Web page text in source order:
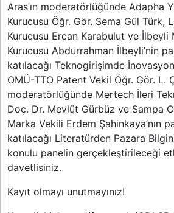
Aras’ın moderatörlüğünde Adapha
Kurucusu Öğr. Gör. Sema Gül Türk,
Kurucusu Ercan Karabulut ve İlbeyli
Kurucusu Abdurrahman İlbeyli’nin
katılacağı Teknogirişimde
OMÜ-TTO Patent Vekil Öğr. Gör. L.
moderatörlüğünde Mertech İleri
Doç. Dr. Mevlüt Gürbüz ve Sampa
Marka Vekili Erdem Şahinkaya’nın
katılacağı Literatürden Pazara
konulu panelin gerçekleştirileceği
davetlisiniz.
Kayıt olmayı unutmayınız!